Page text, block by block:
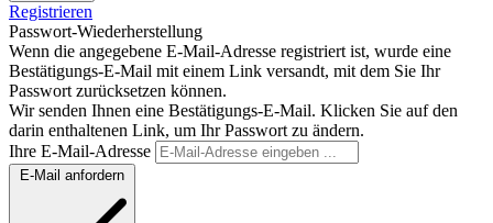
Registrieren
Passwort-Wiederherstellung
Wenn die angegebene E-Mail-Adresse registriert ist, wurde eine
Bestätigungs-E-Mail mit einem Link versandt, mit dem Sie Ihr
Passwort zurücksetzen können.
Wir senden Ihnen eine Bestätigungs-E-Mail. Klicken Sie auf den
darin enthaltenen Link, um Ihr Passwort zu ändern.
Ihre E-Mail-Adresse
E-Mail anfordern